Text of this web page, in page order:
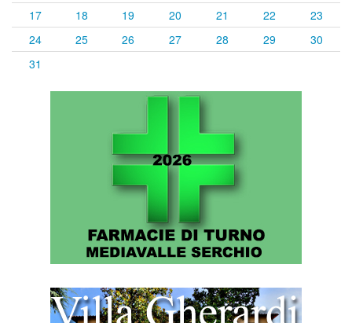
17
18 19 20 21 22
23
24
25 26 27 28 29
30
31